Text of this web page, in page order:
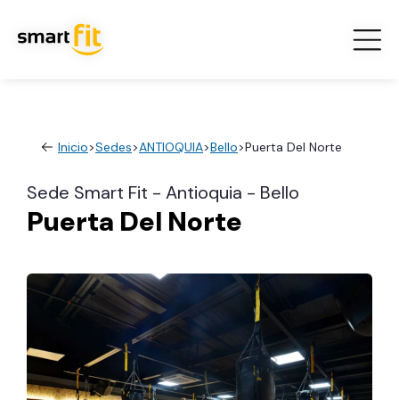
Inicio>Sedes>ANTIOQUIA>Bello>Puerta Del Norte
Sede Smart Fit - Antioquia - Bello
Puerta Del Norte